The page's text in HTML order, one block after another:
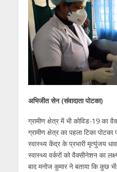
अभिजीत सेन (संवादाता पोटका)
ग्रामीण क्षेत्र में भी कोविड-19 का
ग्रामीण क्षेत्र का पहला टिका
स्वास्थ्य केंद्र के प्रभारी मृत्युंजय
स्वास्थ्य वर्करों को वैक्सीनेशन का
बाद मनोज कुमार ने बताया कि कुछ